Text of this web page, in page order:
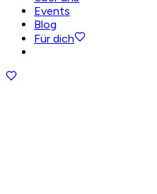
Events
Blog
Für dich